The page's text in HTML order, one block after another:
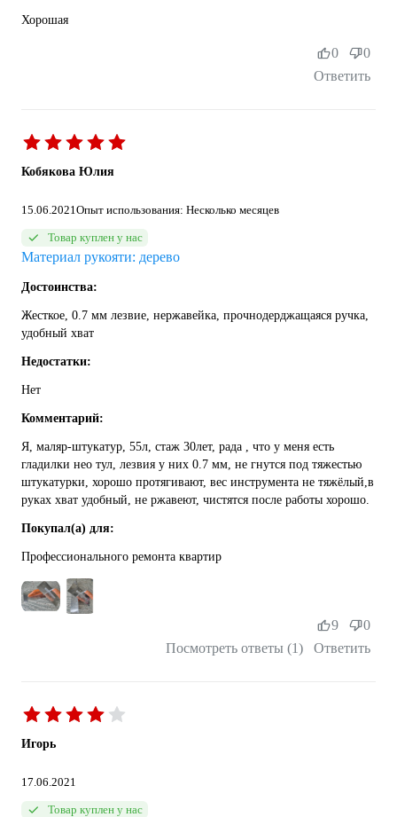
Хорошая
Ответить
0 0
Кобякова Юлия
15.06.2021Опыт использования: Несколько месяцев
Товар куплен у нас
Материал рукояти: дерево
Достоинства:
Жесткое, 0.7 мм лезвие, нержавейка, прочнодерджащаяся ручка,
удобный хват
Недостатки:
Нет
Комментарий:
Я, маляр-штукатур, 55л, стаж 30лет, рада , что у меня есть
гладилки нео тул, лезвия у них 0.7 мм, не гнутся под тяжестью
штукатурки, хорошо протягивают, вес инструмента не тяжёлый,в
руках хват удобный, не ржавеют, чистятся после работы хорошо.
Покупал(а) для:
Профессионального ремонта квартир
Посмотреть ответы (1) Ответить
9 0
Игорь
17.06.2021
Товар куплен у нас